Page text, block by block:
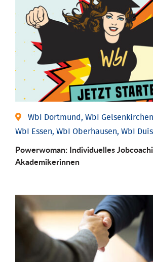
WbI Dortmund, WbI
WbI Essen, WbI Oberhausen, WbI
Powerwoman: Individu­elles
Aka­demiker­innen